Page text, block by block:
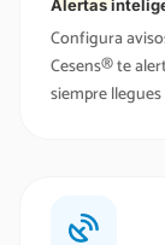
Alertas
Configura
Cesens® te
siempre